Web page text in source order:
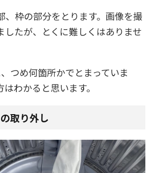
、枠の部分をとります。画像を撮
したが、とくに難しくはありませ
つめ何箇所かでとまっていま
わかると思います。
取り外し